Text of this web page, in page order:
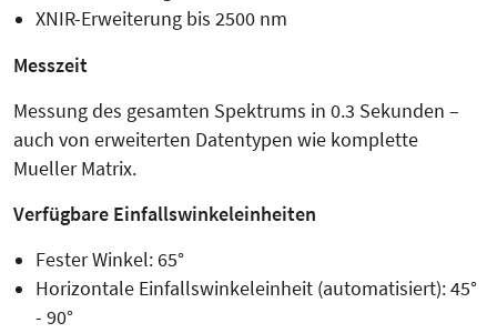
XNIR-Erweiterung bis 2500 nm
Messzeit
Messung des gesamten Spektrums in 0.3 Sekunden –
auch von erweiterten Datentypen wie komplette
Mueller Matrix.
Verfügbare Einfallswinkeleinheiten
Fester Winkel: 65°
Horizontale Einfallswinkeleinheit (automatisiert): 45°
- 90°